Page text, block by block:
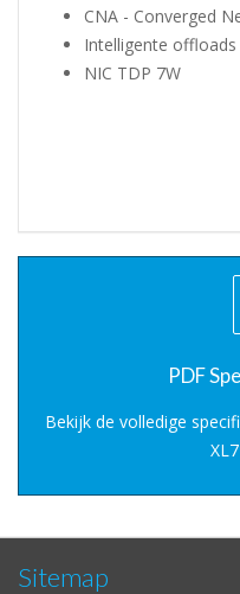
CNA - Converged
Intelligente offloads
NIC TDP 7W
PDF
Bekijk de volledige
Sitemap